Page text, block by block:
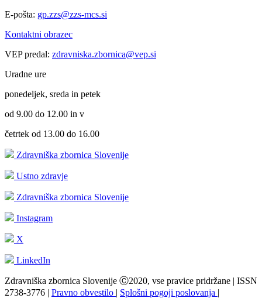
E-pošta: gp.zzs@zzs-mcs.si
Kontaktni obrazec
VEP predal: zdravniska.zbornica@vep.si
Uradne ure
ponedeljek, sreda in petek
od 9.00 do 12.00 in v
četrtek od 13.00 do 16.00
Zdravniška zbornica Slovenije
Ustno zdravje
Zdravniška zbornica Slovenije
Instagram
X
LinkedIn
Zdravniška zbornica Slovenije Ⓒ2020, vse pravice pridržane | ISSN
2738-3776 | Pravno obvestilo | Splošni pogoji poslovanja |